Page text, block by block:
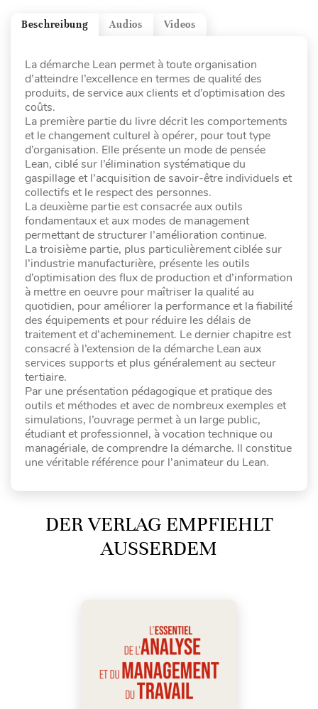
Videos
Audios
Beschreibung
La démarche Lean permet à toute organisation
d’atteindre l’excellence en termes de qualité des
produits, de service aux clients et d’optimisation des
coûts.
La première partie du livre décrit les comportements
et le changement culturel à opérer, pour tout type
d’organisation. Elle présente un mode de pensée
Lean, ciblé sur l’élimination systématique du
gaspillage et l’acquisition de savoir-être individuels et
collectifs et le respect des personnes.
La deuxième partie est consacrée aux outils
fondamentaux et aux modes de management
permettant de structurer l’amélioration continue.
La troisième partie, plus particulièrement ciblée sur
l’industrie manufacturière, présente les outils
d’optimisation des flux de production et d’information
à mettre en oeuvre pour maîtriser la qualité au
quotidien, pour améliorer la performance et la fiabilité
des équipements et pour réduire les délais de
traitement et d’acheminement. Le dernier chapitre est
consacré à l’extension de la démarche Lean aux
services supports et plus généralement au secteur
tertiaire.
Par une présentation pédagogique et pratique des
outils et méthodes et avec de nombreux exemples et
simulations, l’ouvrage permet à un large public,
étudiant et professionnel, à vocation technique ou
managériale, de comprendre la démarche. Il constitue
une véritable référence pour l’animateur du Lean.
DER VERLAG EMPFIEHLT
AUSSERDEM